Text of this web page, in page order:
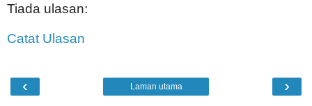
Tiada ulasan:
Catat Ulasan
‹ ›
Laman utama